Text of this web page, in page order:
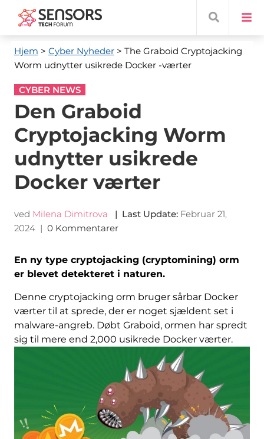
Hjem > Cyber ​​Nyheder> The Graboid Cryptojacking
Worm udnytter usikrede Docker -værter
CYBER NEWS
Den Graboid
Cryptojacking Worm
udnytter usikrede
Docker værter
ved Milena Dimitrova | Last Update: Februar 21,
2024| 0 Kommentarer
En ny type cryptojacking (cryptomining) orm
er blevet detekteret i naturen.
Denne cryptojacking orm bruger sårbar Docker
værter til at sprede, der er noget sjældent set i
malware-angreb. Døbt Graboid, ormen har spredt
sig til mere end 2,000 usikrede Docker værter.